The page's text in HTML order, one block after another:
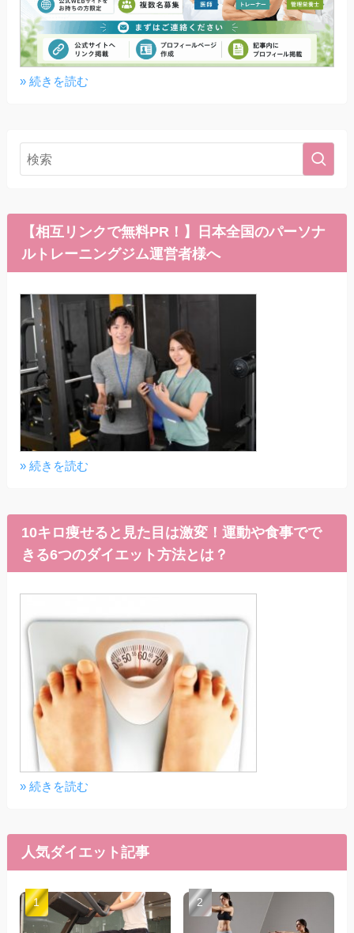
» 続きを読む
【相互リンクで無料PR！】日本全国のパーソナ
ルトレーニングジム運営者様へ
» 続きを読む
10キロ痩せると見た目は激変！運動や食事でで
きる6つのダイエット方法とは？
» 続きを読む
人気ダイエット記事